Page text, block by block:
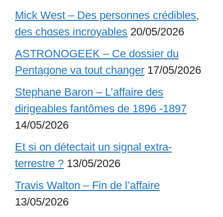
Mick West – Des personnes crédibles,
des choses incroyables 20/05/2026
ASTRONOGEEK – Ce dossier du
Pentagone va tout changer 17/05/2026
Stephane Baron – L’affaire des
dirigeables fantômes de 1896 -1897
14/05/2026
Et si on détectait un signal extra-
terrestre ? 13/05/2026
Travis Walton – Fin de l’affaire
13/05/2026